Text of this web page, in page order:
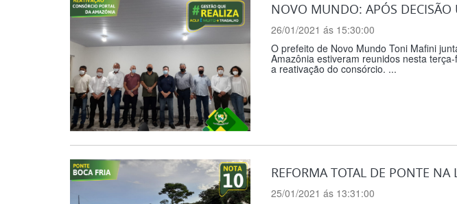
NOVO MUNDO: APÓS DECISÃO
26/01/2021 ás 15:30:00
O prefeito de Novo Mundo Toni Mafini
Amazônia estiveram reunidos nesta
a reativação do consórcio. ...
REFORMA TOTAL DE PONTE NA
25/01/2021 ás 13:31:00